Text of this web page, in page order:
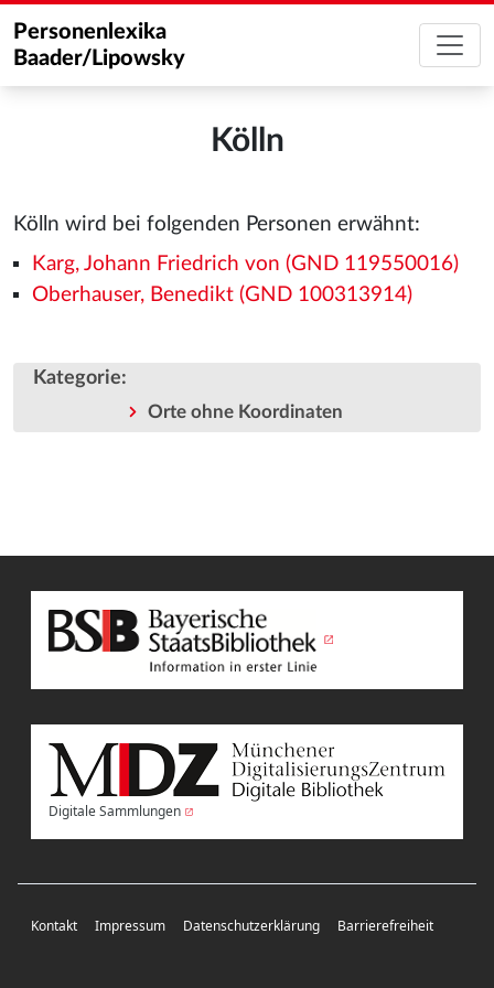
Personenlexika
Baader/Lipowsky
Kölln
Kölln wird bei folgenden Personen erwähnt:
Karg, Johann Friedrich von (GND 119550016)
Oberhauser, Benedikt (GND 100313914)
Kategorie:
Orte ohne Koordinaten
Digitale Sammlungen
Kontakt Impressum Datenschutzerklärung Barrierefreiheit